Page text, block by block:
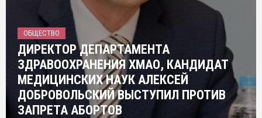
ОБЩЕСТВО
ДИРЕКТОР ДЕПАРТАМЕНТА
ЗДРАВООХРАНЕНИЯ ХМАО, КАНДИДАТ
МЕДИЦИНСКИХ НАУК АЛЕКСЕЙ
ДОБРОВОЛЬСКИЙ ВЫСТУПИЛ ПРОТИВ
ЗАПРЕТА АБОРТОВ